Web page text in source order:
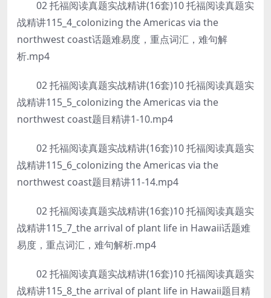
02 托福阅读真题实战精讲(16套)10 托福阅读真题实
战精讲115_4_colonizing the Americas via the
northwest coast话题难易度，重点词汇，难句解
析.mp4
02 托福阅读真题实战精讲(16套)10 托福阅读真题实
战精讲115_5_colonizing the Americas via the
northwest coast题目精讲1-10.mp4
02 托福阅读真题实战精讲(16套)10 托福阅读真题实
战精讲115_6_colonizing the Americas via the
northwest coast题目精讲11-14.mp4
02 托福阅读真题实战精讲(16套)10 托福阅读真题实
战精讲115_7_the arrival of plant life in Hawaii话题难
易度，重点词汇，难句解析.mp4
02 托福阅读真题实战精讲(16套)10 托福阅读真题实
战精讲115_8_the arrival of plant life in Hawaii题目精